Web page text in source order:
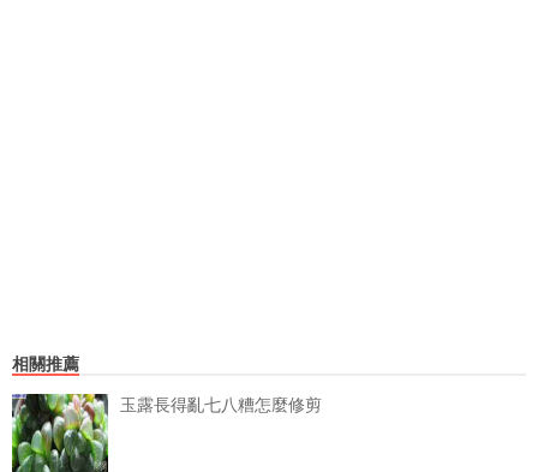
相關推薦
玉露長得亂七八糟怎麼修剪